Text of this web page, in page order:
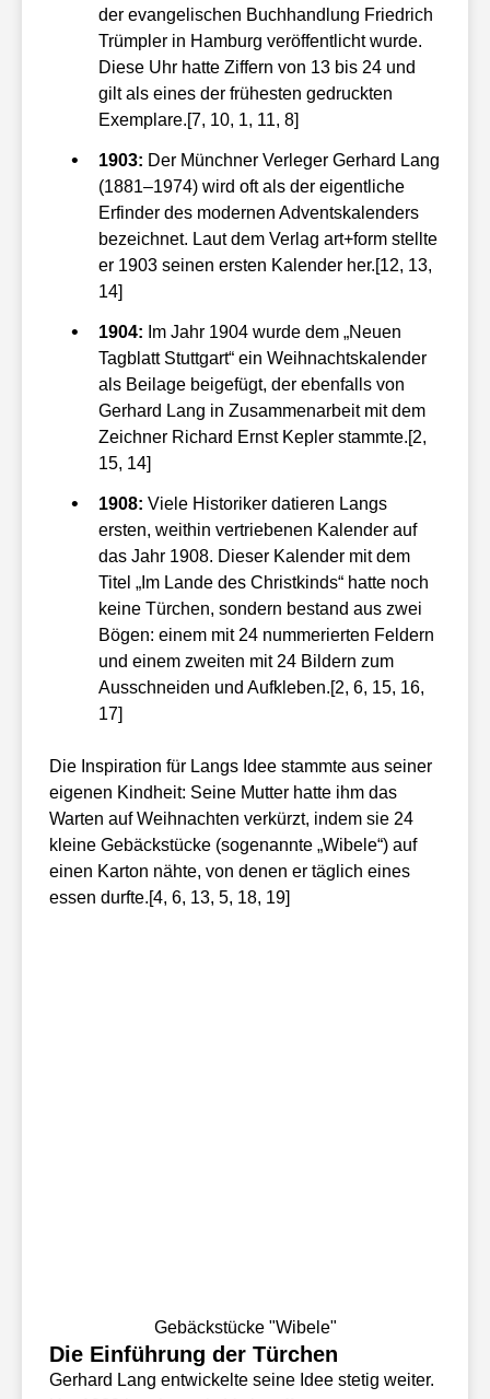
der evangelischen Buchhandlung Friedrich
Trümpler in Hamburg veröffentlicht wurde.
Diese Uhr hatte Ziffern von 13 bis 24 und
gilt als eines der frühesten gedruckten
Exemplare.[7, 10, 1, 11, 8]
1903: Der Münchner Verleger Gerhard Lang
(1881–1974) wird oft als der eigentliche
Erfinder des modernen Adventskalenders
bezeichnet. Laut dem Verlag art+form stellte
er 1903 seinen ersten Kalender her.[12, 13,
14]
1904: Im Jahr 1904 wurde dem „Neuen
Tagblatt Stuttgart“ ein Weihnachtskalender
als Beilage beigefügt, der ebenfalls von
Gerhard Lang in Zusammenarbeit mit dem
Zeichner Richard Ernst Kepler stammte.[2,
15, 14]
1908: Viele Historiker datieren Langs
ersten, weithin vertriebenen Kalender auf
das Jahr 1908. Dieser Kalender mit dem
Titel „Im Lande des Christkinds“ hatte noch
keine Türchen, sondern bestand aus zwei
Bögen: einem mit 24 nummerierten Feldern
und einem zweiten mit 24 Bildern zum
Ausschneiden und Aufkleben.[2, 6, 15, 16,
17]
Die Inspiration für Langs Idee stammte aus seiner
eigenen Kindheit: Seine Mutter hatte ihm das
Warten auf Weihnachten verkürzt, indem sie 24
kleine Gebäckstücke (sogenannte „Wibele“) auf
einen Karton nähte, von denen er täglich eines
essen durfte.[4, 6, 13, 5, 18, 19]
Gebäckstücke "Wibele"
Die Einführung der Türchen
Gerhard Lang entwickelte seine Idee stetig weiter.